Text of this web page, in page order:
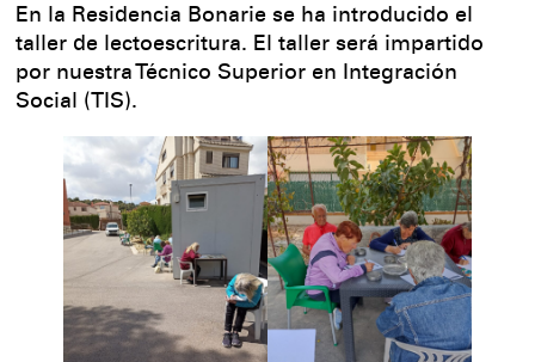
En la Residencia Bonarie se ha introducido el
taller de lectoescritura. El taller será impartido
por nuestra Técnico Superior en Integración
Social (TIS).